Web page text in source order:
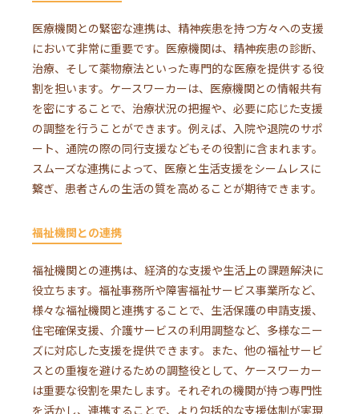
医療機関との緊密な連携は、精神疾患を持つ方々への支援
において非常に重要です。医療機関は、精神疾患の診断、
治療、そして薬物療法といった専門的な医療を提供する役
割を担います。ケースワーカーは、医療機関との情報共有
を密にすることで、治療状況の把握や、必要に応じた支援
の調整を行うことができます。例えば、入院や退院のサポ
ート、通院の際の同行支援などもその役割に含まれます。
スムーズな連携によって、医療と生活支援をシームレスに
繋ぎ、患者さんの生活の質を高めることが期待できます。
福祉機関との連携
福祉機関との連携は、経済的な支援や生活上の課題解決に
役立ちます。福祉事務所や障害福祉サービス事業所など、
様々な福祉機関と連携することで、生活保護の申請支援、
住宅確保支援、介護サービスの利用調整など、多様なニー
ズに対応した支援を提供できます。また、他の福祉サービ
スとの重複を避けるための調整役として、ケースワーカー
は重要な役割を果たします。それぞれの機関が持つ専門性
を活かし、連携することで、より包括的な支援体制が実現